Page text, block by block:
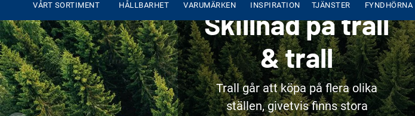
VÅRT SORTIMENT HÅLLBARHET VARUMÄRKEN INSPIRATION TJÄNSTER FYNDHÖRNA
Skillnad på trall
& trall
Trall går att köpa på flera olika
ställen, givetvis finns stora